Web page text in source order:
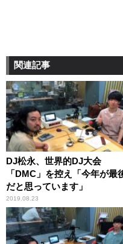
関連記事
DJ松永、世界的DJ大会
「DMC」を控え「今年が最
だと思っています」
2019.08.23